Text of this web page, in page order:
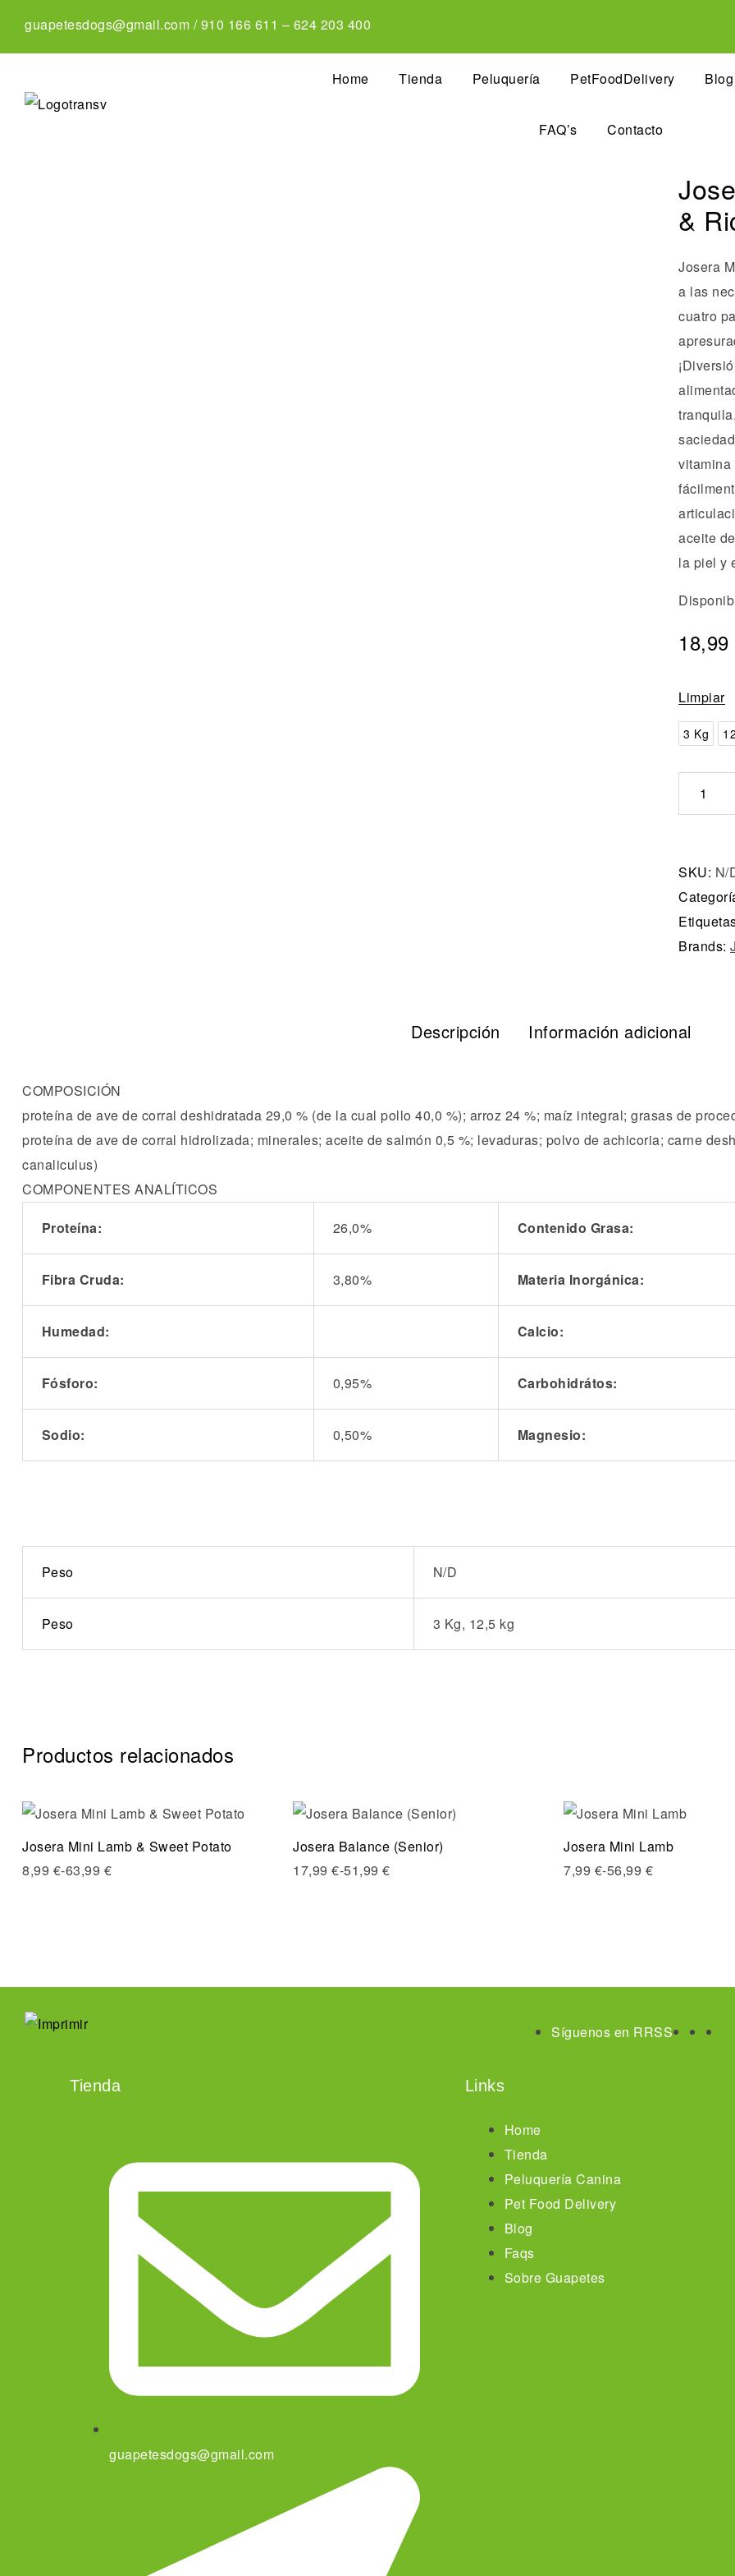
guapetesdogs@gmail.com /910 166 611 – 624 203 400
Home Tienda Peluquería PetFoodDelivery Blog
FAQ’s Contacto
&
Josera
a las
cuatro
vitamina
aceite
la piel y
18,99
Limpiar
3 Kg
SKU: N/
Brands:
Descripción Información adicional
COMPOSICIÓN
proteína de ave de corral deshidratada 29,0 % (de la cual pollo 40,0 %); arroz 24 %; maíz integral; grasas de
proteína de ave de corral hidrolizada; minerales; aceite de salmón 0,5 %; levaduras; polvo de achicoria; carne
canaliculus)
COMPONENTES ANALÍTICOS
Proteína: 26,0% Contenido Grasa:
Fibra Cruda: 3,80% Materia Inorgánica:
Humedad: Calcio:
Fósforo: 0,95% Carbohidrátos:
Sodio: 0,50% Magnesio:
Peso N/D
Peso 3 Kg, 12,5 kg
Productos relacionados
Quick view
Josera Mini Lamb & Sweet Potato
8,99 €-63,99 € Quick view
Josera Balance (Senior)
17,99 €-51,99 €
Josera Mini Lamb
7,99 €-56,99 €
Síguenos en RRSS
Tienda
guapetesdogs@gmail.com
Links
Home
Tienda
Peluquería Canina
Pet Food Delivery
Blog
Faqs
Sobre Guapetes